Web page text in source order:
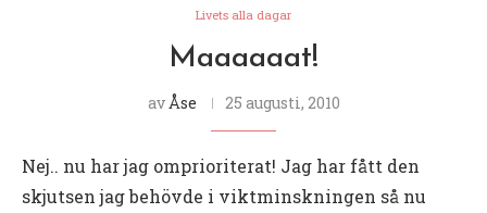
Livets alla dagar
Maaaaaat!
av Åse 25 augusti, 2010
Nej.. nu har jag omprioriterat! Jag har fått den
skjutsen jag behövde i viktminskningen så nu